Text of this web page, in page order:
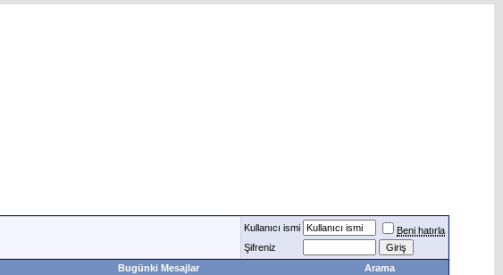
Kullanıcı ismi
Beni hatırla
Şifreniz
Bugünki Mesajlar Arama